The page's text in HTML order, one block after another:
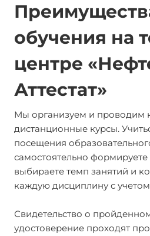
обучения на
центре
Аттестат»
Мы организуем и проводим
дистанционные курсы.
посещения
самостоятельно
выбираете темп занятий и
каждую дисциплину с
Свидетельство о
удостоверение проходят